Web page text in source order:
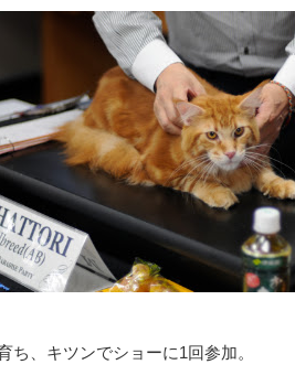
ち、キツンでショーに1回参加。